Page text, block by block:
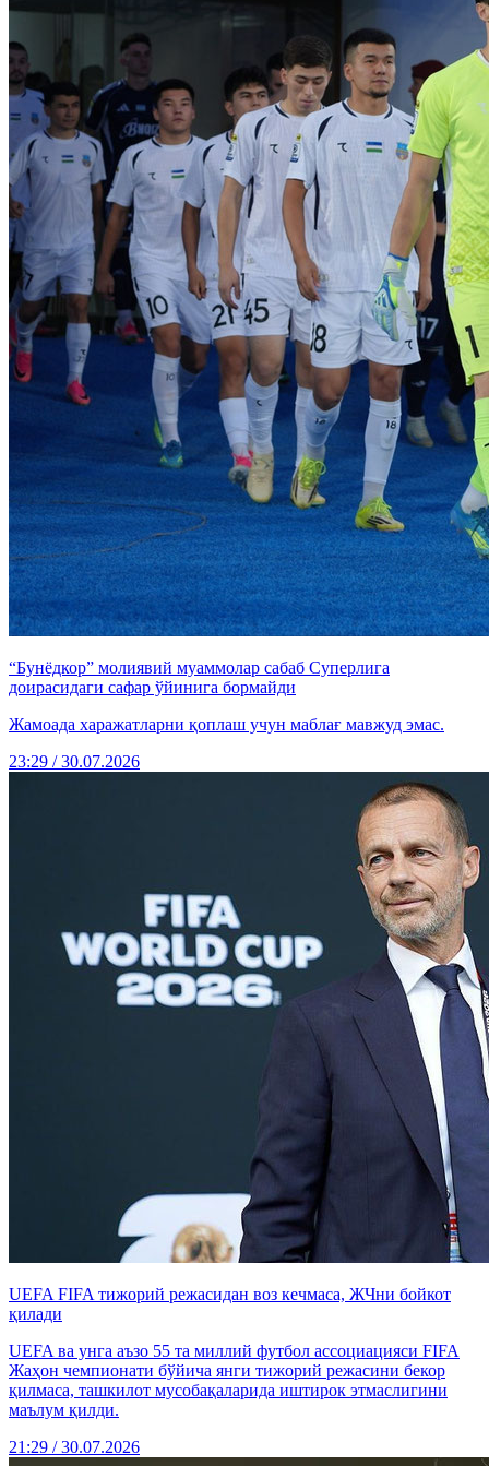
“Бунёдкор” молиявий муаммолар сабаб Суперлига
доирасидаги сафар ўйинига бормайди
Жамоада харажатларни қоплаш учун маблағ мавжуд эмас.
23:29 / 30.07.2026
UEFA FIFA тижорий режасидан воз кечмаса, ЖЧни бойкот
қилади
UEFA ва унга аъзо 55 та миллий футбол ассоциацияси FIFA
Жаҳон чемпионати бўйича янги тижорий режасини бекор
қилмаса, ташкилот мусобақаларида иштирок этмаслигини
маълум қилди.
21:29 / 30.07.2026